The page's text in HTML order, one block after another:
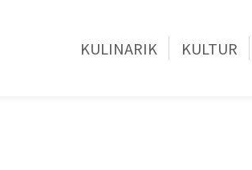
KULINARIK KULTUR